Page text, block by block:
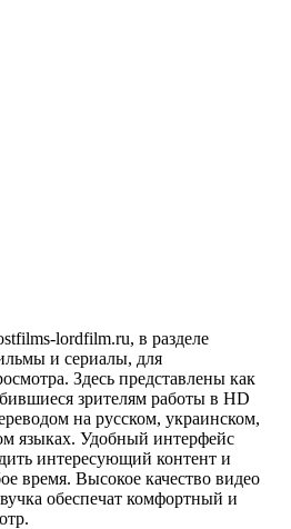
lordfilm.ru, в разделе
и сериалы, для
Здесь представлены как
зрителям работы в HD
на русском, украинском,
языках. Удобный интерфейс
интересующий контент и
время. Высокое качество видео
обеспечат комфортный и